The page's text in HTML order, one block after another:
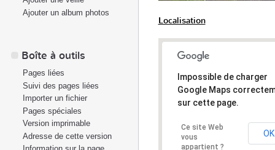
Localisation
Impossible de charger
Google Maps
sur cette page.
Ce site Web
vous
appartient ?
OK
Ajouter un album photos
Boîte à outils
Pages liées
Suivi des pages liées
Importer un fichier
Pages spéciales
Version imprimable
Adresse de cette version